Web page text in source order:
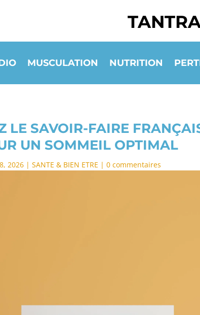
MUSCULATION NUTRITION
LE SAVOIR-FAIRE
UN SOMMEIL OPTIMAL
2026 |SANTE & BIEN ETRE |0 commentaires